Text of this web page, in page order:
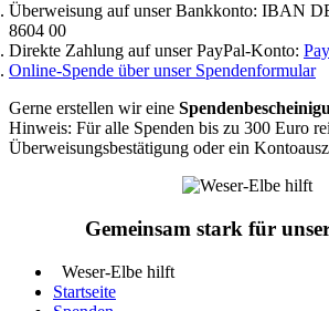
Überweisung auf unser Bankkonto: IBAN
8604 00
Direkte Zahlung auf unser PayPal-Konto:
Online-Spende über unser Spendenformular
Gerne erstellen wir eine
Hinweis: Für alle Spenden bis zu 300 Euro
Überweisungsbestätigung oder ein
Gemeinsam stark für
Weser-Elbe hilft
Startseite